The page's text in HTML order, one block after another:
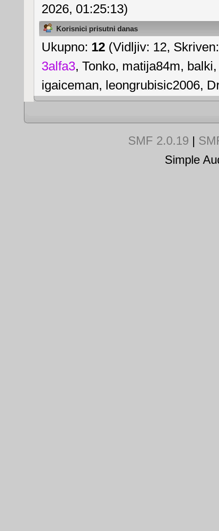
2026, 01:25:13)
Korisnici prisutni danas
Ukupno: 12 (Vidljiv: 12,
3alfa3,Tonko, matija84m, balki
igaiceman, leongrubisic2006,
SMF 2.0.19 |
Simple